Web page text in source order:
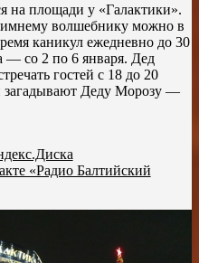
на площади у «Галактики».
волшебнику можно в
каникул ежедневно до 30
— со 2 по 6 января. Дед
гостей с 18 до 20
загадывают Деду Морозу —
«Радио Балтийский